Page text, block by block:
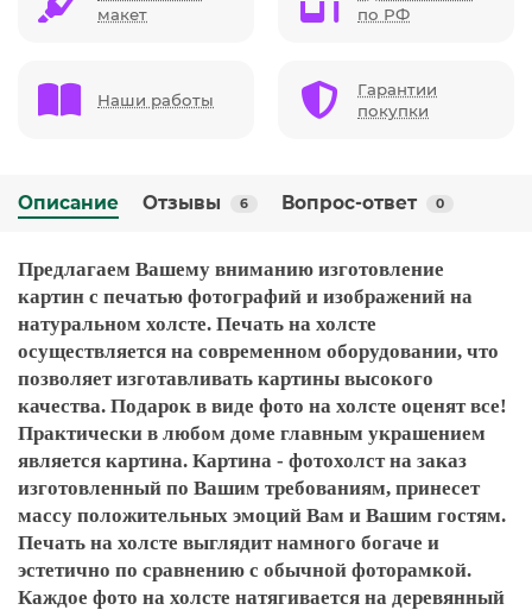
макет
по РФ
Наши работы
Гарантии
покупки
Описание Отзывы 6 Вопрос-ответ 0
Предлагаем Вашему вниманию изготовление
картин с печатью фотографий и изображений на
натуральном холсте. Печать на холсте
осуществляется на современном оборудовании, что
позволяет изготавливать картины высокого
качества. Подарок в виде фото на холсте оценят все!
Практически в любом доме главным украшением
является картина. Картина - фотохолст на заказ
изготовленный по Вашим требованиям, принесет
массу положительных эмоций Вам и Вашим гостям.
Печать на холсте выглядит намного богаче и
эстетично по сравнению с обычной фоторамкой.
Каждое фото на холсте натягивается на деревянный